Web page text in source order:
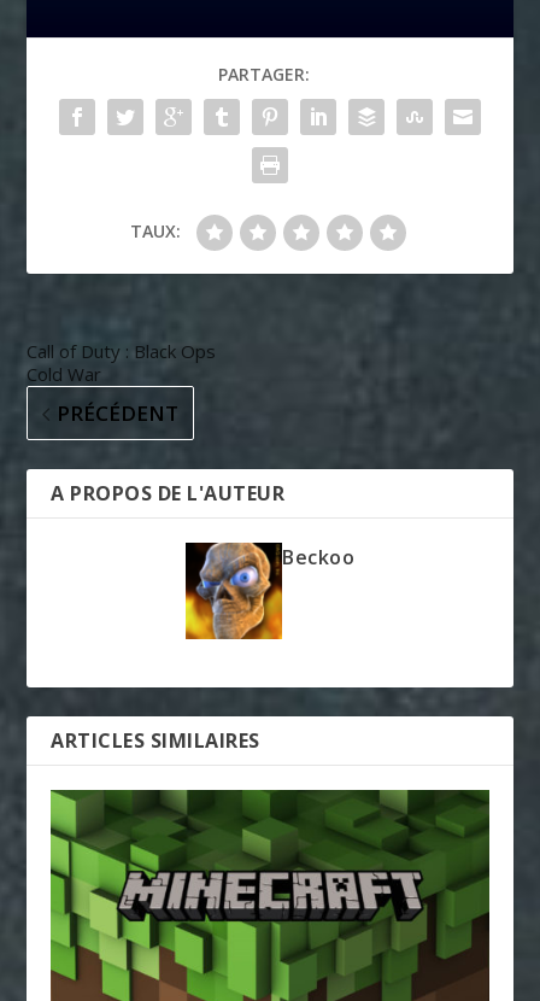
PARTAGER:
TAUX:
Call of Duty : Black Ops
Cold War
PRÉCÉDENT
A PROPOS DE L'AUTEUR
Beckoo
ARTICLES SIMILAIRES